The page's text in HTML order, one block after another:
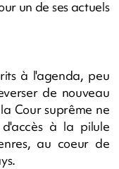
un de ses actuels
à l'agenda, peu
de nouveau
Cour suprême ne
à la pilule
au coeur de